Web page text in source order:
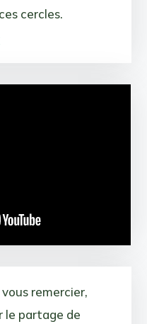
cercles.
remercier,
le partage de